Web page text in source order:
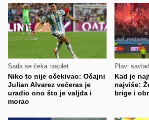
Sada se čeka rasplet
Niko to nije očekivao: Očajni
Julian Alvarez večeras je
uradio ono što je valjda i
morao
Plavi
Kad je
najviše:
brige i